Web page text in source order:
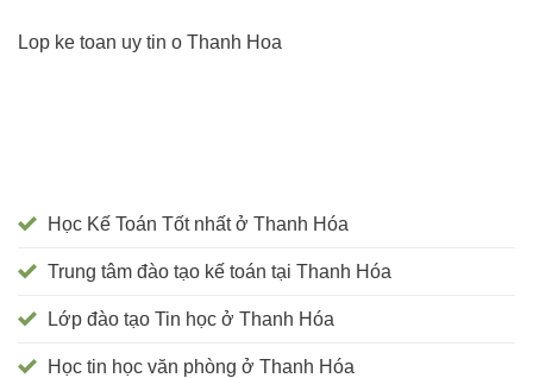
Lop ke toan uy tin o Thanh Hoa
Học Kế Toán Tốt nhất ở Thanh Hóa
Trung tâm đào tạo kế toán tại Thanh Hóa
Lớp đào tạo Tin học ở Thanh Hóa
Học tin học văn phòng ở Thanh Hóa